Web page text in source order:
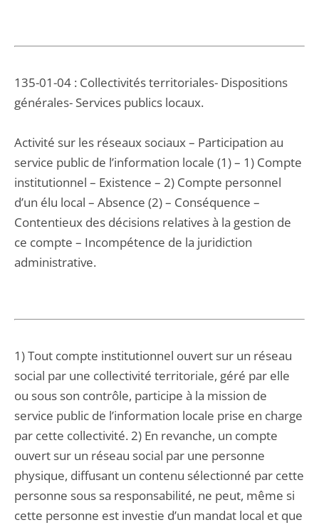
135-01-04 : Collectivités territoriales- Dispositions
générales- Services publics locaux.
Activité sur les réseaux sociaux – Participation au
service public de l’information locale (1) – 1) Compte
institutionnel – Existence – 2) Compte personnel
d’un élu local – Absence (2) – Conséquence –
Contentieux des décisions relatives à la gestion de
ce compte – Incompétence de la juridiction
administrative.
1) Tout compte institutionnel ouvert sur un réseau
social par une collectivité territoriale, géré par elle
ou sous son contrôle, participe à la mission de
service public de l’information locale prise en charge
par cette collectivité. 2) En revanche, un compte
ouvert sur un réseau social par une personne
physique, diffusant un contenu sélectionné par cette
personne sous sa responsabilité, ne peut, même si
cette personne est investie d’un mandat local et que